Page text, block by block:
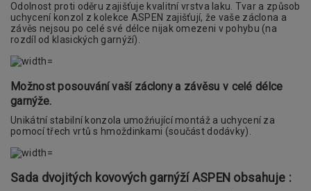
Odolnost proti oděru zajišťuje kvalitní vrstva laku. Tvar a způsob
uchycení konzol z kolekce ASPEN zajišťují, že vaše záclona a
závěs nejsou po celé své délce nijak omezeni v pohybu (na
rozdíl od klasických garnýží).
Možnost posouvání vaší záclony a závěsu v celé délce
garnýže.
Unikátní stabilní konzola umožńující montáž a uchycení za
pomocí třech vrtů s hmoždinkami (součást dodávky).
Sada dvojitých kovových garnýží ASPEN obsahuje :